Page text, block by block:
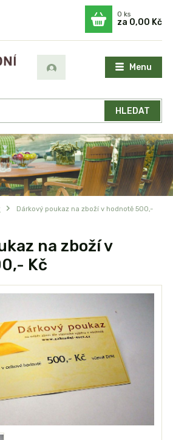
Menu
HLEDAT
0ks
za 0,00 Kč
Dárkový poukaz na zboží v hodnotě 500,-
na zboží v
Kč